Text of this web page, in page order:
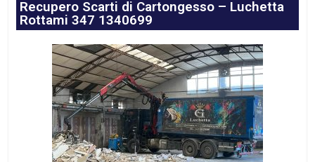
Recupero Scarti di Cartongesso – Luchetta
Rottami 347 1340699